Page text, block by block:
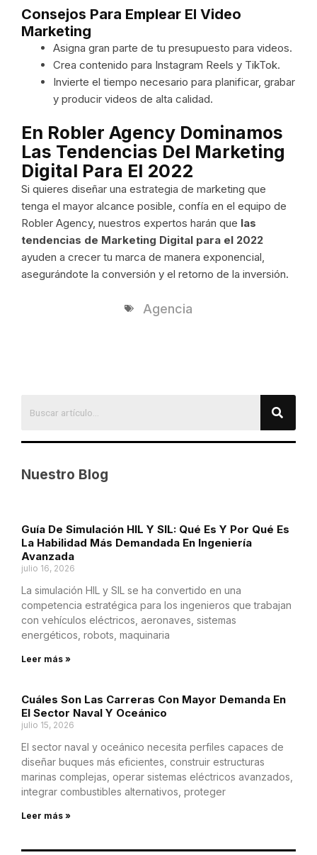
Consejos Para Emplear El Video
Marketing
Asigna gran parte de tu presupuesto para videos.
Crea contenido para Instagram Reels y TikTok.
Invierte el tiempo necesario para planificar, grabar
y producir videos de alta calidad.
En Robler Agency Dominamos
Las Tendencias Del Marketing
Digital Para El 2022
Si quieres diseñar una estrategia de marketing que
tenga el mayor alcance posible, confía en el equipo de
Robler Agency, nuestros expertos harán que las
tendencias de Marketing Digital para el 2022
ayuden a crecer tu marca de manera exponencial,
asegurándote la conversión y el retorno de la inversión.
Agencia
Nuestro Blog
Guía De Simulación HIL Y SIL: Qué Es Y Por Qué Es
La Habilidad Más Demandada En Ingeniería
Avanzada
julio 16, 2026
La simulación HIL y SIL se ha convertido en una
competencia estratégica para los ingenieros que trabajan
con vehículos eléctricos, aeronaves, sistemas
energéticos, robots, maquinaria
Leer más »
Cuáles Son Las Carreras Con Mayor Demanda En
El Sector Naval Y Oceánico
julio 15, 2026
El sector naval y oceánico necesita perfiles capaces de
diseñar buques más eficientes, construir estructuras
marinas complejas, operar sistemas eléctricos avanzados,
integrar combustibles alternativos, proteger
Leer más »